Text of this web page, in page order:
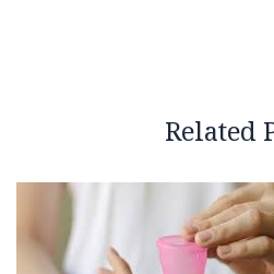
Related